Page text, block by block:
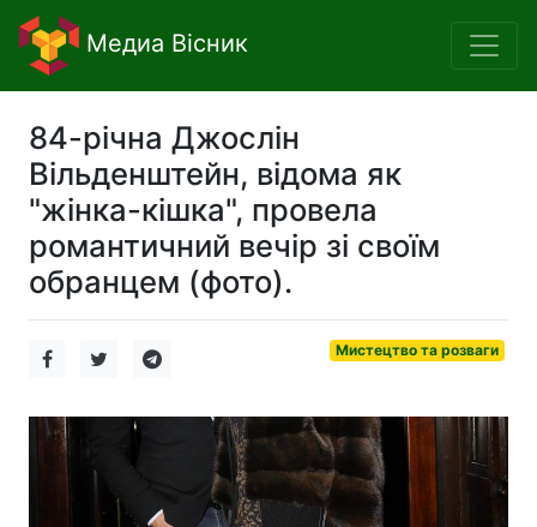
Медиа Вісник
84-річна Джослін
Вільденштейн, відома як
"жінка-кішка", провела
романтичний вечір зі своїм
обранцем (фото).
Мистецтво та розваги